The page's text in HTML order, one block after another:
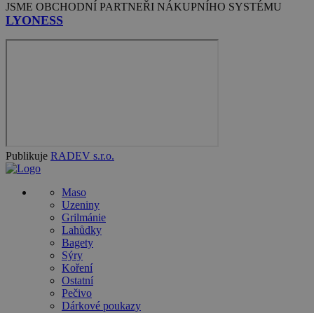
JSME OBCHODNÍ PARTNEŘI NÁKUPNÍHO SYSTÉMU
LYONESS
Publikuje RADEV s.r.o.
Maso
Uzeniny
Grilmánie
Lahůdky
Bagety
Sýry
Koření
Ostatní
Pečivo
Dárkové poukazy